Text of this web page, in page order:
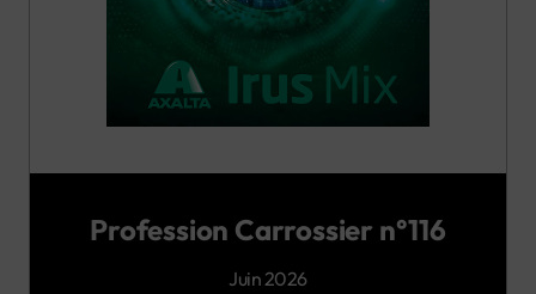
Profession Carrossier n°116
Juin 2026